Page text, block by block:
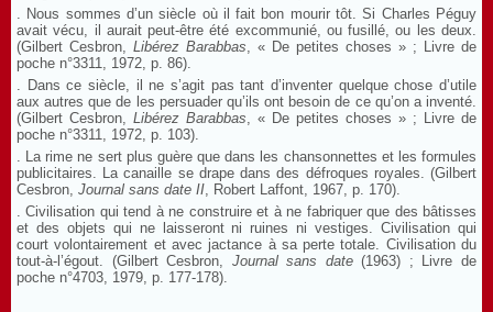
. Nous sommes d’un siècle où il fait bon mourir tôt. Si Charles Péguy
avait vécu, il aurait peut-être été excommunié, ou fusillé, ou les deux.
(Gilbert Cesbron, Libérez Barabbas, « De petites choses » ; Livre de
poche n°3311, 1972, p. 86).
. Dans ce siècle, il ne s’agit pas tant d’inventer quelque chose d’utile
aux autres que de les persuader qu’ils ont besoin de ce qu’on a inventé.
(Gilbert Cesbron, Libérez Barabbas, « De petites choses » ; Livre de
poche n°3311, 1972, p. 103).
. La rime ne sert plus guère que dans les chansonnettes et les formules
publicitaires. La canaille se drape dans des défroques royales. (Gilbert
Cesbron, Journal sans date II, Robert Laffont, 1967, p. 170).
. Civilisation qui tend à ne construire et à ne fabriquer que des bâtisses
et des objets qui ne laisseront ni ruines ni vestiges. Civilisation qui
court volontairement et avec jactance à sa perte totale. Civilisation du
tout-à-l’égout. (Gilbert Cesbron, Journal sans date(1963) ; Livre de
poche n°4703, 1979, p. 177-178).